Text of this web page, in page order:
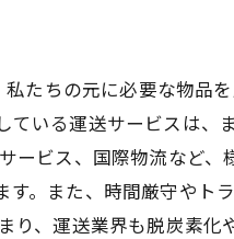
たちの元に必要な物品
ている運送サービスは、
ービス、国際物流など、
。また、時間厳守やト
り、運送業界も脱炭素化